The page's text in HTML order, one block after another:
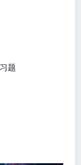
题